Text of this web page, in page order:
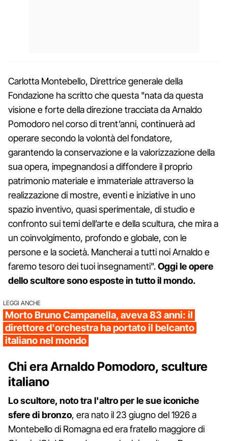
Carlotta Montebello, Direttrice generale della
Fondazione ha scritto che questa "nata da questa
visione e forte della direzione tracciata da Arnaldo
Pomodoro nel corso di trent’anni, continuerà ad
operare secondo la volontà del fondatore,
garantendo la conservazione e la valorizzazione della
sua opera, impegnandosi a diffondere il proprio
patrimonio materiale e immateriale attraverso la
realizzazione di mostre, eventi e iniziative in uno
spazio inventivo, quasi sperimentale, di studio e
confronto sui temi dell’arte e della scultura, che mira a
un coinvolgimento, profondo e globale, con le
persone e la società. Mancherai a tutti noi Arnaldo e
faremo tesoro dei tuoi insegnamenti".Oggi le opere
dello scultore sono esposte in tutto il mondo.
LEGGI ANCHE
Morto Bruno Campanella, aveva 83 anni: il
direttore d'orchestra ha portato il belcanto
italiano nel mondo
Chi era Arnaldo Pomodoro, sculture
italiano
Lo scultore, noto tra l'altro per le sue iconiche
sfere di bronzo, era nato il 23 giugno del 1926 a
Montebello di Romagna ed era fratello maggiore di